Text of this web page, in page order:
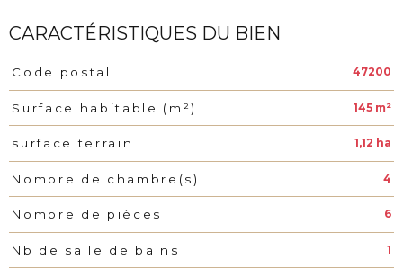
CARACTÉRISTIQUES DU BIEN
Caractéristiques Valeurs
Code postal 47200
Surface habitable (m²) 145 m²
surface terrain 1,12 ha
Nombre de chambre(s) 4
Nombre de pièces 6
Nb de salle de bains 1